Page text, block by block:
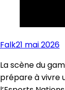
Falk21 mai 2026
La scène du
prépare à vivre